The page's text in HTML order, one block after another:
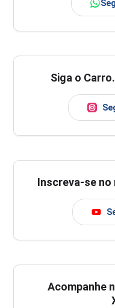
Siga o
Inscreva-se no
Acompanhe